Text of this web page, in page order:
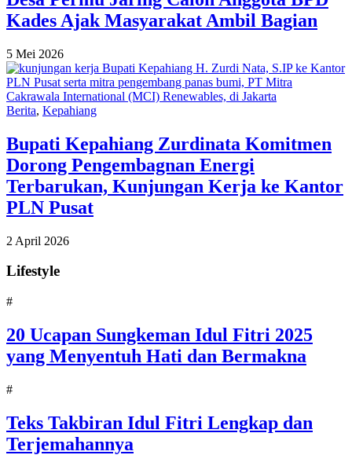
Kades Ajak Masyarakat Ambil Bagian
5 Mei 2026
Berita, Kepahiang
Bupati Kepahiang Zurdinata Komitmen
Dorong Pengembagnan Energi
Terbarukan, Kunjungan Kerja ke Kantor
PLN Pusat
2 April 2026
Lifestyle
#
20 Ucapan Sungkeman Idul Fitri 2025
yang Menyentuh Hati dan Bermakna
#
Teks Takbiran Idul Fitri Lengkap dan
Terjemahannya